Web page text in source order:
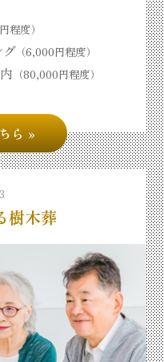
程度）
グ（6,000円程度）
（80,000円程度）
ら
樹木葬